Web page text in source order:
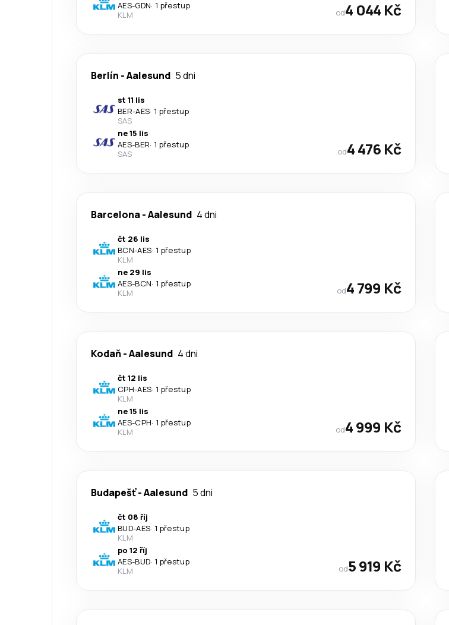
AES-GDN· 1 přestup
KLM
od4 044 Kč
Berlín -Aalesund 5 dni
st 11 lis
BER-AES· 1 přestup
SAS
ne 15 lis
AES-BER· 1 přestup
SAS
od4 476 Kč
Barcelona-Aalesund 4 dni
čt 26 lis
BCN-AES· 1 přestup
KLM
ne 29 lis
AES-BCN· 1 přestup
KLM
od4 799 Kč
Kodaň-Aalesund 4 dni
čt 12 lis
CPH-AES· 1 přestup
KLM
ne 15 lis
AES-CPH· 1 přestup
KLM
od4 999 Kč
Budapešť-Aalesund 5 dni
čt 08 říj
BUD-AES· 1 přestup
KLM
po 12 říj
AES-BUD· 1 přestup
KLM
od5 919 Kč